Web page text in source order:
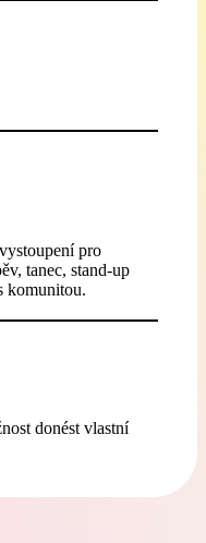
pro
tanec, stand-up
komunitou.
donést vlastní